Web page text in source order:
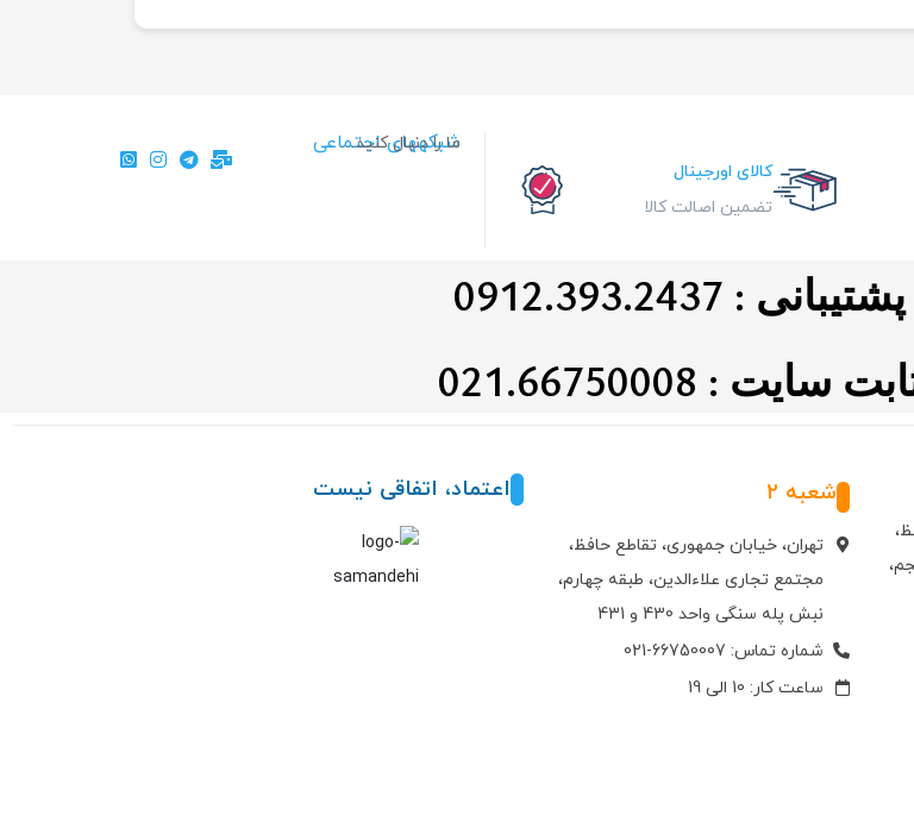
کالای اورجینال
تضمین اصالت کالا
شبکههای اجتماعی
ما را دنبال کنید…
0912.393.2437
: 021.66750008
شعبه 2
تهران، خیابان جمهوری، تقاطع حافظ،
مجتمع تجاری علاءالدین، طبقه چهارم،
نبش پله سنگی واحد 430 و 431
شماره تماس: 66750007-021
ساعت کار: 10 الی 19
اعتماد، اتفاقی نیست